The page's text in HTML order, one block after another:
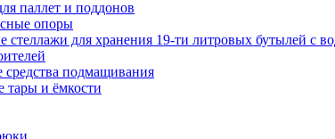
паллет и поддонов
опоры
стеллажи для хранения 19-ти литровых бутылей с
подмащивания
тары и ёмкости